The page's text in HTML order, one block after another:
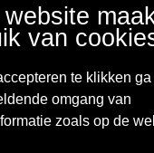
& gadgets
website
van
te klikken
omgang van
zoals op de